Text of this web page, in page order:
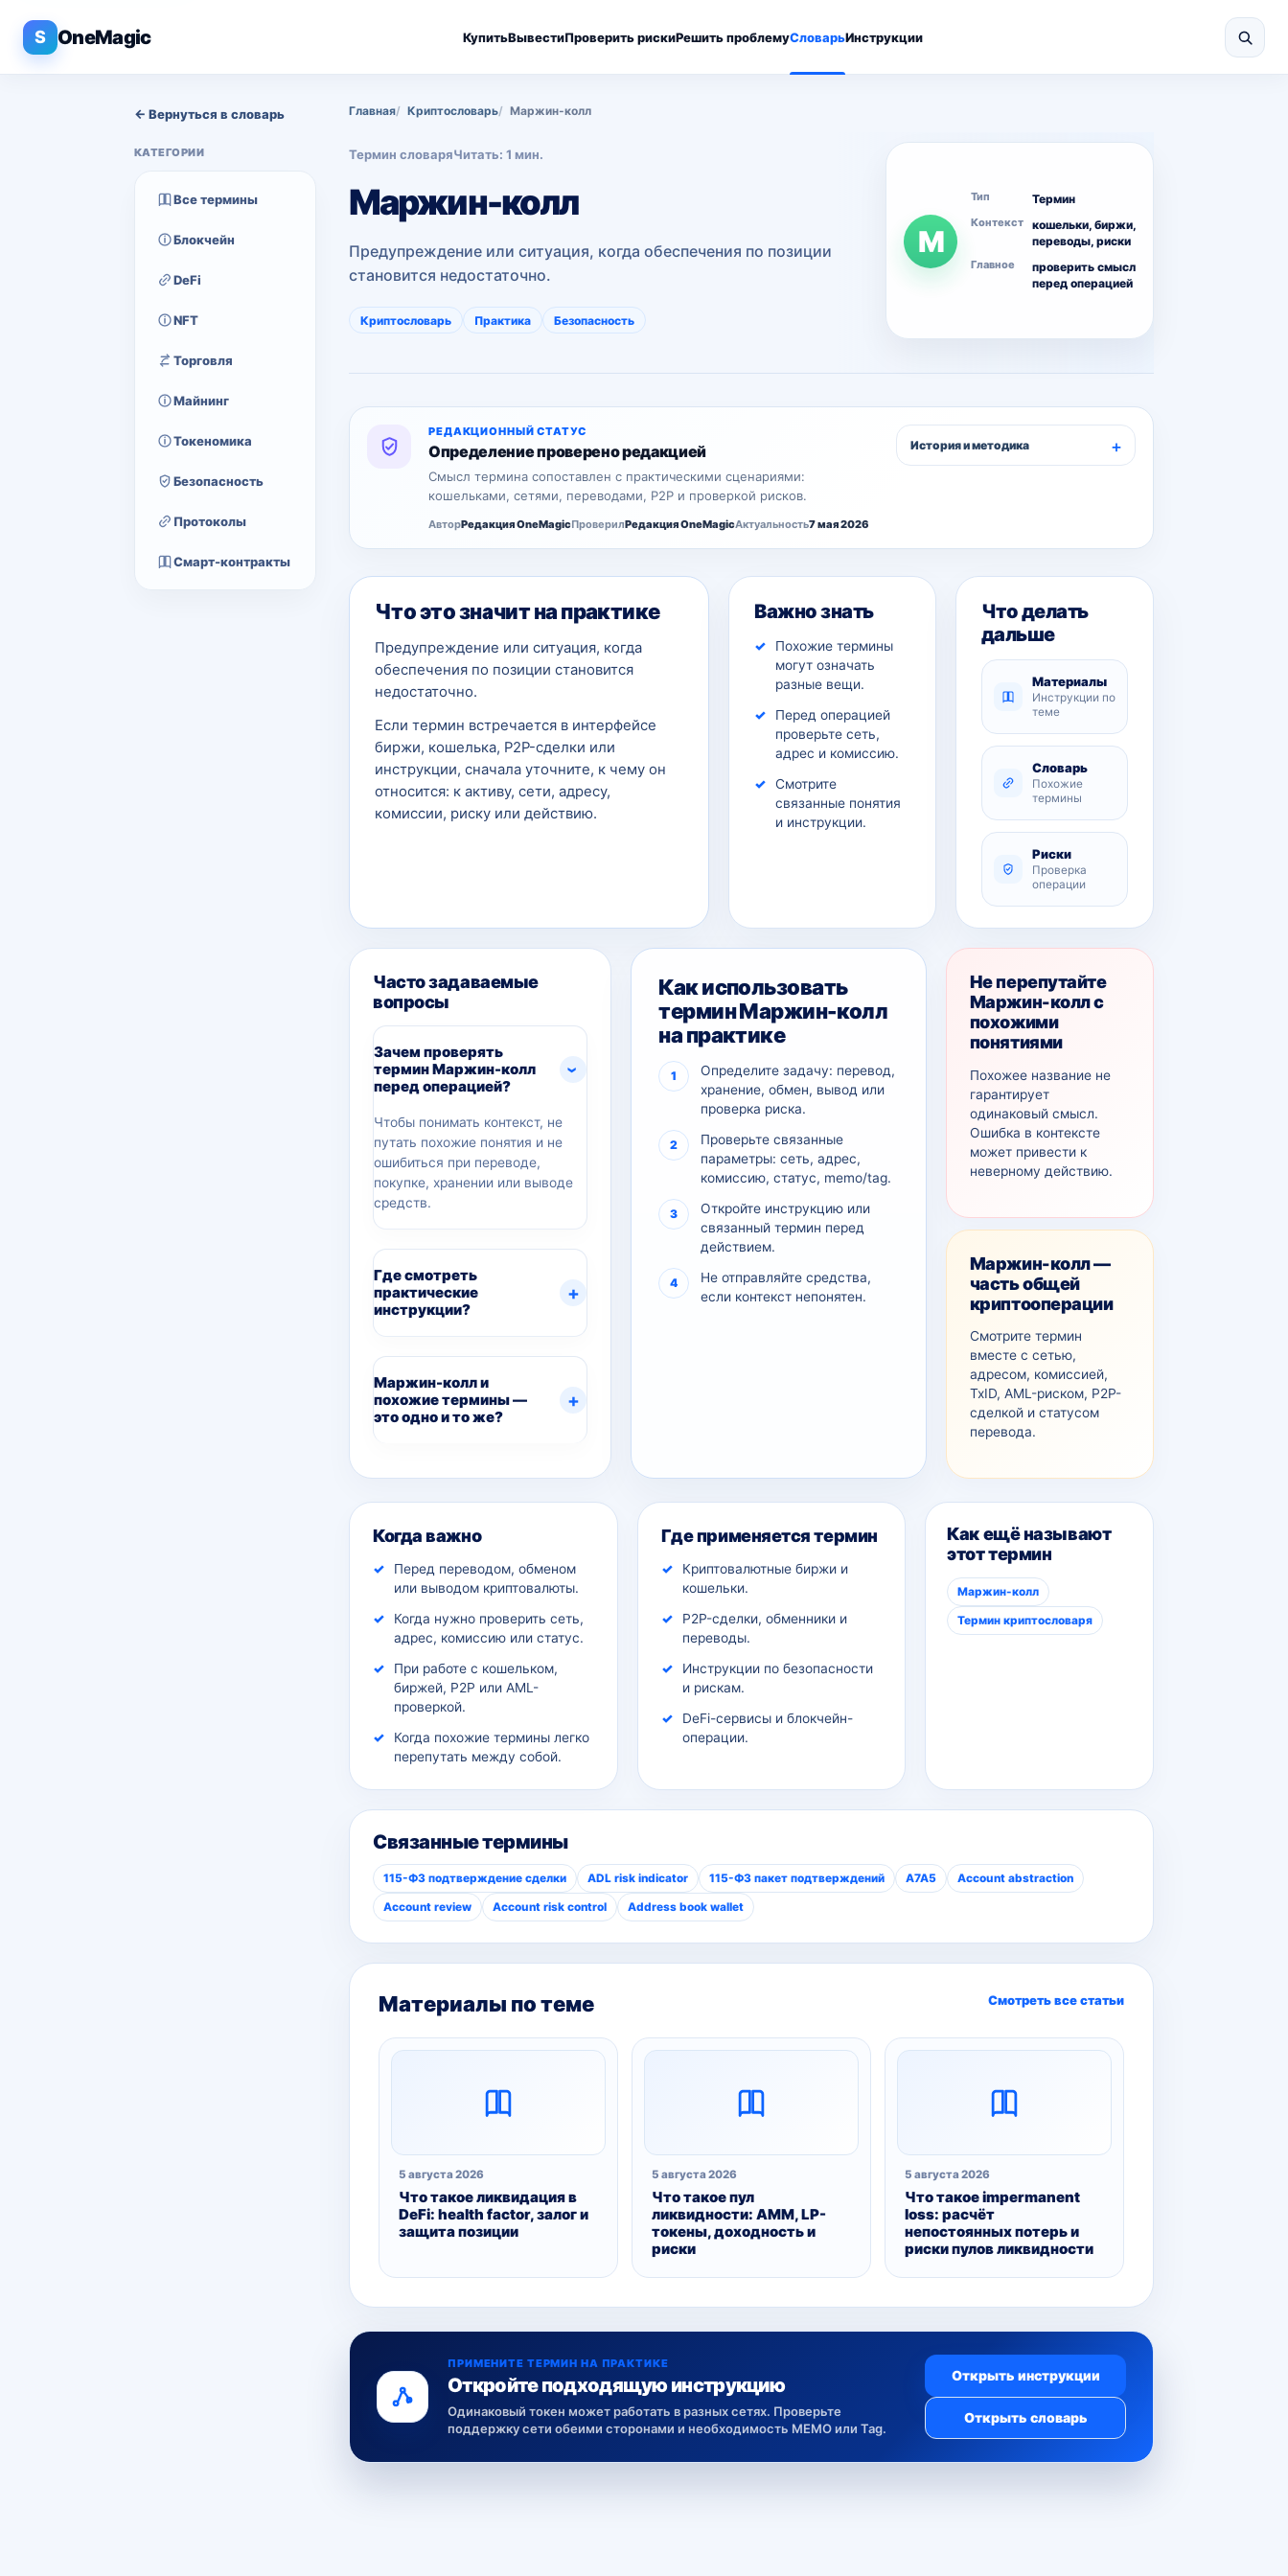
S OneMagic КупитьВывестиПроверить рискиРешить проблемуСловарьИнструкции
← Вернуться в словарь
КАТЕГОРИИ
Все термины
Блокчейн
DeFi
NFT
Торговля
Майнинг
Токеномика
Безопасность
Протоколы
Смарт-контракты
Главная Криптословарь Маржин-колл
Термин словаряЧитать: 1 мин.
Маржин-колл
Предупреждение или ситуация, когда обеспечения по позиции
становится недостаточно.
Криптословарь Практика Безопасность
М
Тип Термин
Контекст
кошельки, биржи,
переводы, риски
Главное
проверить смысл
перед операцией
РЕДАКЦИОННЫЙ СТАТУС
Определение проверено редакцией
Смысл термина сопоставлен с практическими сценариями:
кошельками, сетями, переводами, P2P и проверкой рисков.
АвторРедакция OneMagicПроверилРедакция OneMagicАктуальность7 мая 2026
История и методика
Что это значит на практике
Предупреждение или ситуация, когда
обеспечения по позиции становится
недостаточно.
Если термин встречается в интерфейсе
биржи, кошелька, P2P-сделки или
инструкции, сначала уточните, к чему он
относится: к активу, сети, адресу,
комиссии, риску или действию.
Важно знать
Похожие термины
могут означать
разные вещи.
Перед операцией
проверьте сеть,
адрес и комиссию.
Смотрите
связанные понятия
и инструкции.
Что делать
дальше
Материалы
Инструкции по
теме
Словарь
Похожие
термины
Риски
Проверка
операции
Часто задаваемые
вопросы
Зачем проверять
термин Маржин-колл
перед операцией?
Чтобы понимать контекст, не
путать похожие понятия и не
ошибиться при переводе,
покупке, хранении или выводе
средств.
Где смотреть
практические
инструкции?
Маржин-колл и
похожие термины —
это одно и то же?
Как использовать
термин Маржин-колл
на практике
Определите задачу: перевод,
хранение, обмен, вывод или
проверка риска.
Проверьте связанные
параметры: сеть, адрес,
комиссию, статус, memo/tag.
Откройте инструкцию или
связанный термин перед
действием.
Не отправляйте средства,
если контекст непонятен.
Не перепутайте
Маржин-колл с
похожими
понятиями
Похожее название не
гарантирует
одинаковый смысл.
Ошибка в контексте
может привести к
неверному действию.
Маржин-колл —
часть общей
криптооперации
Смотрите термин
вместе с сетью,
адресом, комиссией,
TxID, AML-рискoм, P2P-
сделкой и статусом
перевода.
Дополнительный контекст
Когда важно
Перед переводом, обменом
или выводом криптовалюты.
Когда нужно проверить сеть,
адрес, комиссию или статус.
При работе с кошельком,
биржей, P2P или AML-
проверкой.
Когда похожие термины легко
перепутать между собой.
Где применяется термин
Криптовалютные биржи и
кошельки.
P2P-сделки, обменники и
переводы.
Инструкции по безопасности
и рискам.
DeFi-сервисы и блокчейн-
операции.
Как ещё называют
этот термин
Маржин-колл
Термин криптословаря
Связанные термины
115-ФЗ подтверждение сделки ADL risk indicator 115-ФЗ пакет подтверждений A7A5 Account abstraction
Account review Account risk control Address book wallet
Материалы по теме Смотреть все статьи
5 августа 2026
Что такое ликвидация в
DeFi: health factor, залог и
защита позиции
5 августа 2026
Что такое пул
ликвидности: AMM, LP-
токены, доходность и
риски
5 августа 2026
Что такое impermanent
loss: расчёт
непостоянных потерь и
риски пулов ликвидности
ПРИМЕНИТЕ ТЕРМИН НА ПРАКТИКЕ
Откройте подходящую инструкцию
Одинаковый токен может работать в разных сетях. Проверьте
поддержку сети обеими сторонами и необходимость MEMO или Tag.
Открыть инструкции
Открыть словарь